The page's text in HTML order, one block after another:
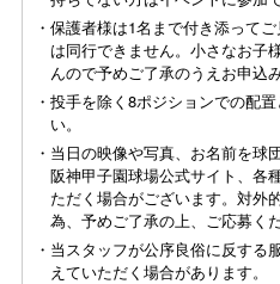
・保護者様は1名まで付き添って
は同行できません。小さなお子
んので予めご了承のうえお申込
・投手を除く8ポジションでの配
い。
・当日の映像や写真、お名前を球
阪神甲子園球場公式サイト、各
ただく場合がございます。対外
為、予めご了承の上、ご応募くだ
・当スタッフが公序良俗に反す
えていただく場合があります。